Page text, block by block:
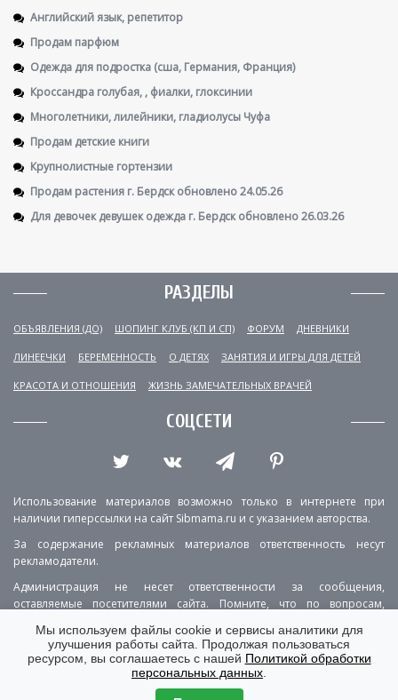
Английский язык, репетитор
Продам парфюм
Одежда для подростка (сша, Германия, Франция)
Кроссандра голубая, , фиалки, глоксинии
Многолетники, лилейники, гладиолусы Чуфа
Продам детские книги
Крупнолистные гортензии
Продам растения г. Бердск обновлено 24.05.26
Для девочек девушек одежда г. Бердск обновлено 26.03.26
РАЗДЕЛЫ
ОБЪЯВЛЕНИЯ (ДО) ШОПИНГ КЛУБ (КП И СП) ФОРУМ ДНЕВНИКИ
ЛИНЕЕЧКИ БЕРЕМЕННОСТЬ О ДЕТЯХ ЗАНЯТИЯ И ИГРЫ ДЛЯ ДЕТЕЙ
КРАСОТА И ОТНОШЕНИЯ ЖИЗНЬ ЗАМЕЧАТЕЛЬНЫХ ВРАЧЕЙ
СОЦСЕТИ
Использование материалов возможно только в интернете при
наличии гиперссылки на сайт Sibmama.ru и с указанием авторства.
За содержание рекламных материалов ответственность несут
рекламодатели.
Администрация не несет ответственности за сообщения,
оставляемые посетителями сайта. Помните, что по вопросам,
РЕКЛАМА О ПРОЕКТЕ
КОНТАКТЫ
ПОЛИТИКА КОНФИДЕНЦИАЛЬНОСТИ
ВЕРСИЯ ДЛЯ КОМПЬЮТЕРА
Мы используем файлы cookie и сервисы аналитики для
улучшения работы сайта. Продолжая пользоваться
ресурсом, вы соглашаетесь с нашей Политикой обработки
персональных данных